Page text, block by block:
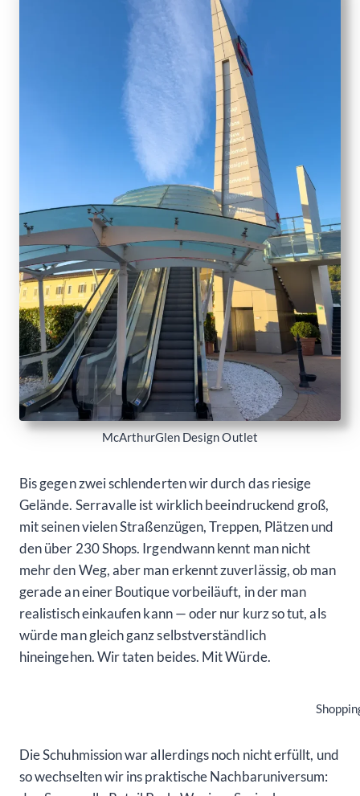
McArthurGlen Design Outlet
Bis gegen zwei schlenderten wir durch das riesige
Gelände. Serravalle ist wirklich beeindruckend groß,
mit seinen vielen Straßenzügen, Treppen, Plätzen und
den über 230 Shops. Irgendwann kennt man nicht
mehr den Weg, aber man erkennt zuverlässig, ob man
gerade an einer Boutique vorbeiläuft, in der man
realistisch einkaufen kann — oder nur kurz so tut, als
würde man gleich ganz selbstverständlich
hineingehen. Wir taten beides. Mit Würde.
Die Schuhmission war allerdings noch nicht erfüllt, und
so wechselten wir ins praktische Nachbaruniversum: